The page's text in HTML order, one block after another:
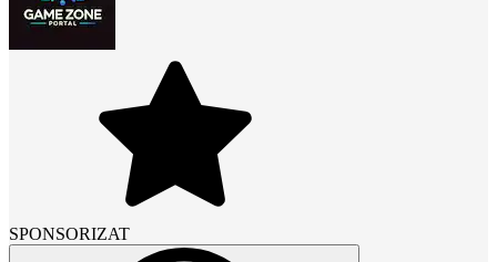
SPONSORIZAT